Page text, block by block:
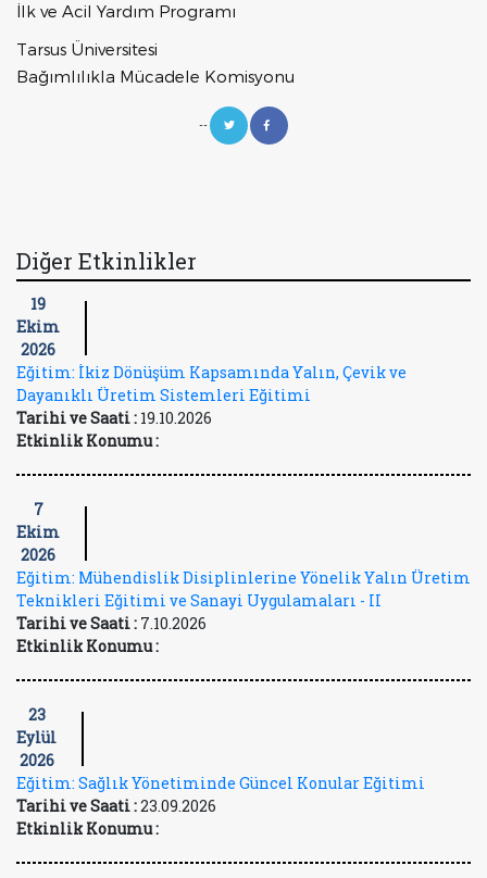
İlk ve Acil Yardım Programı
Tarsus Üniversitesi
Bağımlılıkla Mücadele Komisyonu
--
Diğer Etkinlikler
19
Ekim
2026
Eğitim: İkiz Dönüşüm Kapsamında Yalın, Çevik ve
Dayanıklı Üretim Sistemleri Eğitimi
Tarihi ve Saati : 19.10.2026
Etkinlik Konumu :
7
Ekim
2026
Eğitim: Mühendislik Disiplinlerine Yönelik Yalın Üretim
Teknikleri Eğitimi ve Sanayi Uygulamaları - II
Tarihi ve Saati : 7.10.2026
Etkinlik Konumu :
23
Eylül
2026
Eğitim: Sağlık Yönetiminde Güncel Konular Eğitimi
Tarihi ve Saati :23.09.2026
Etkinlik Konumu :